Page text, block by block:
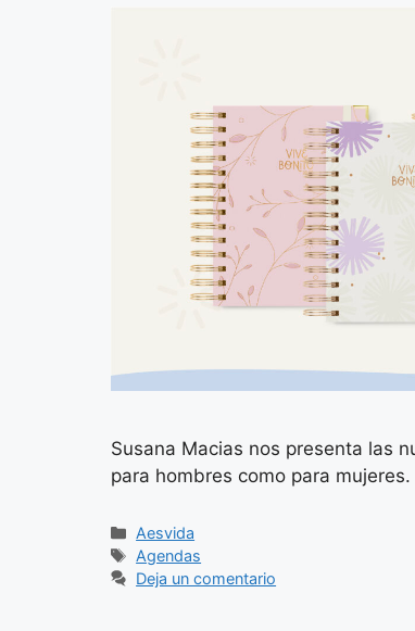
Susana Macias nos presenta las
para hombres como para mujeres.
Categorías
Aesvida
Etiquetas
Agendas
Deja un comentario